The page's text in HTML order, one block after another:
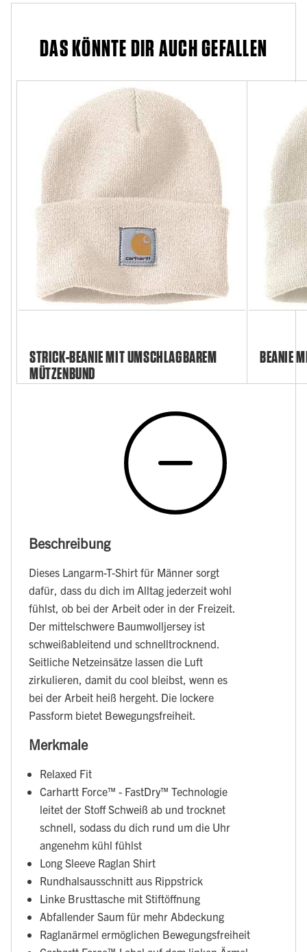
DAS KÖNNTE DIR AUCH GEFALLEN
STRICK-BEANIE MIT UMSCHLAGBAREM
MÜTZENBUND
BEANIE
Beschreibung
Dieses Langarm-T-Shirt für Männer sorgt
dafür, dass du dich im Alltag jederzeit wohl
fühlst, ob bei der Arbeit oder in der Freizeit.
Der mittelschwere Baumwolljersey ist
schweißableitend und schnelltrocknend.
Seitliche Netzeinsätze lassen die Luft
zirkulieren, damit du cool bleibst, wenn es
bei der Arbeit heiß hergeht. Die lockere
Passform bietet Bewegungsfreiheit.
Merkmale
Relaxed Fit
Carhartt Force™ - FastDry™ Technologie
leitet der Stoff Schweiß ab und trocknet
schnell, sodass du dich rund um die Uhr
angenehm kühl fühlst
Long Sleeve Raglan Shirt
Rundhalsausschnitt aus Rippstrick
Linke Brusttasche mit Stiftöffnung
Abfallender Saum für mehr Abdeckung
Raglanärmel ermöglichen Bewegungsfreiheit